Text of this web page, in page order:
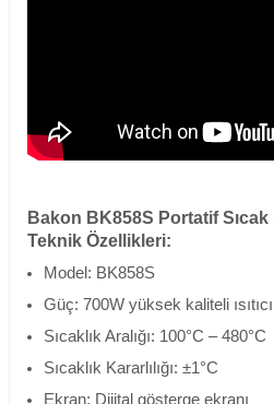
Bakon BK858S Portatif
Teknik Özellikleri:
Model: BK858S
Güç: 700W yüksek kaliteli ısıtıcı
Sıcaklık Aralığı: 100°C – 480°C
Sıcaklık Kararlılığı: ±1°C
Ekran: Dijital gösterge ekranı